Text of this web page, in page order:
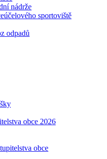
nádrže
sportoviště
odpadů
obce 2026
obce